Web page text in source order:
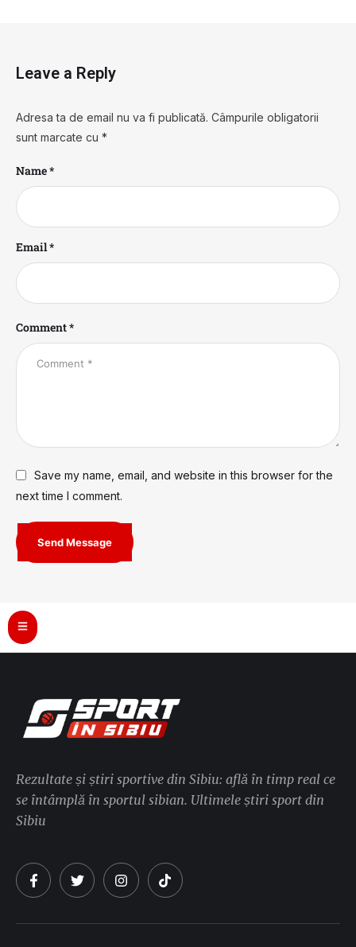
Leave a Reply
Adresa ta de email nu va fi publicată. Câmpurile obligatorii
sunt marcate cu *
Comment *
Name *
Email *
Save my name, email, and website in this browser for the
next time I comment.
Send Message
Rezultate și știri sportive din Sibiu: află în timp real ce
se întâmplă în sportul sibian. Ultimele știri sport din
Sibiu